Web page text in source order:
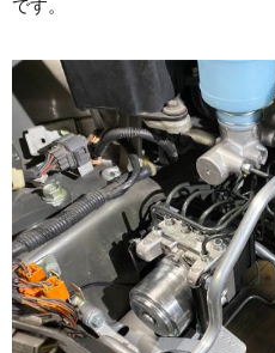
です。